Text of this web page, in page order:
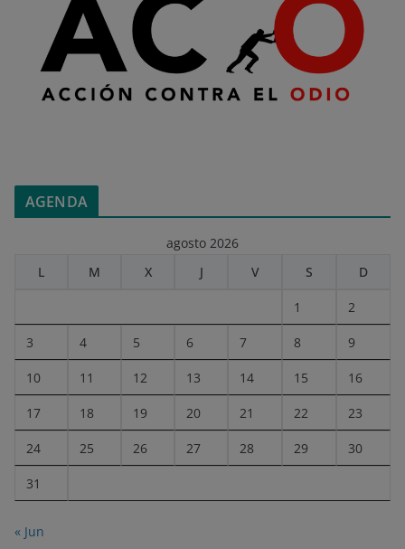
AGENDA
agosto 2026
L
M X J V S D
1 2
3 4 5 6 7 8 9
10 11 12 13 14 15 16
17 18 19 20 21 22 23
24 25 26 27 28 29 30
31
« Jun